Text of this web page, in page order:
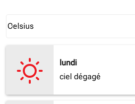
Celsius
keyboard_arrow_down
lundi
ciel dégagé